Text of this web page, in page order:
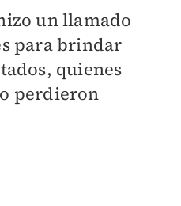
un llamado
para brindar
quienes
perdieron